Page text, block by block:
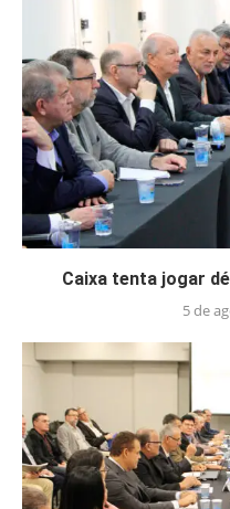
Caixa tenta jogar
5 de